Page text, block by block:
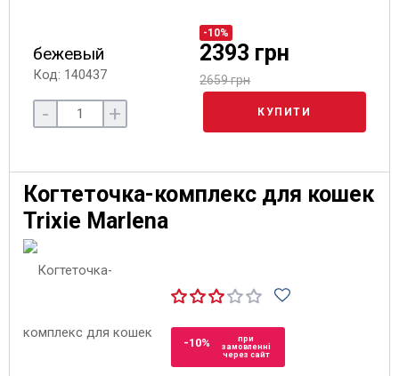
бежевый
Код: 140437
-10%
2393 грн
2659 грн
- + КУПИТИ
Когтеточка-комплекс для кошек
Trixie Marlena
-10%
при
замовленні
через сайт